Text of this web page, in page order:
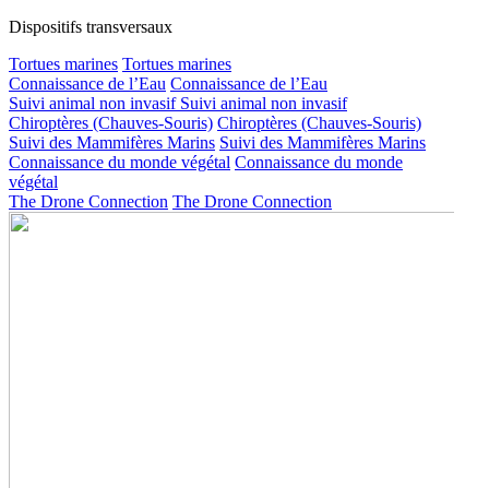
Dispositifs transversaux
Tortues marines Tortues marines
Connaissance de l’Eau Connaissance de l’Eau
Suivi animal non invasif Suivi animal non invasif
Chiroptères (Chauves-Souris) Chiroptères (Chauves-Souris)
Suivi des Mammifères Marins Suivi des Mammifères Marins
Connaissance du monde végétal Connaissance du monde
végétal
The Drone Connection The Drone Connection